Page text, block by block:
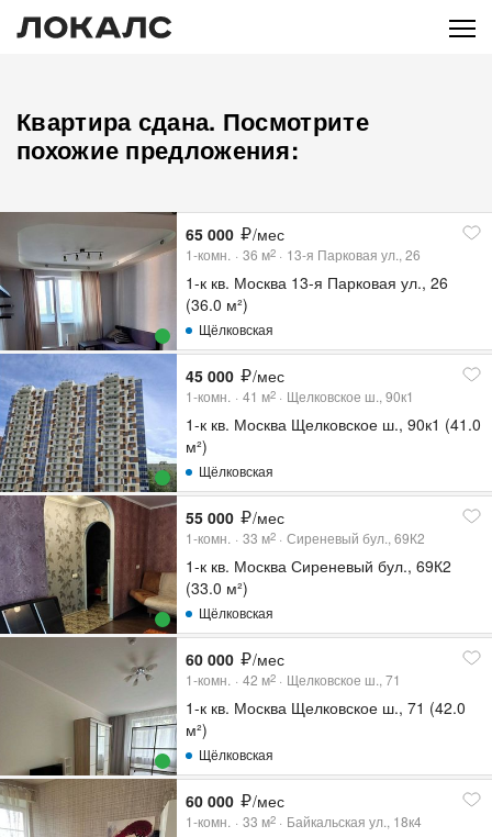
Квартира сдана. Посмотрите
похожие предложения:
65 000 /мес
1-комн. 36 м2 13-я Парковая ул., 26
1-к кв. Москва 13-я Парковая ул., 26
(36.0 м²)
Щёлковская
45 000 /мес
1-комн. 41 м2 Щелковское ш., 90к1
1-к кв. Москва Щелковское ш., 90к1 (41.0
м²)
Щёлковская
55 000 /мес
1-комн. 33 м2 Сиреневый бул., 69К2
1-к кв. Москва Сиреневый бул., 69К2
(33.0 м²)
Щёлковская
60 000 /мес
1-комн. 42 м2 Щелковское ш., 71
1-к кв. Москва Щелковское ш., 71 (42.0
м²)
Щёлковская
60 000 /мес
1-комн. 33 м2 Байкальская ул., 18к4